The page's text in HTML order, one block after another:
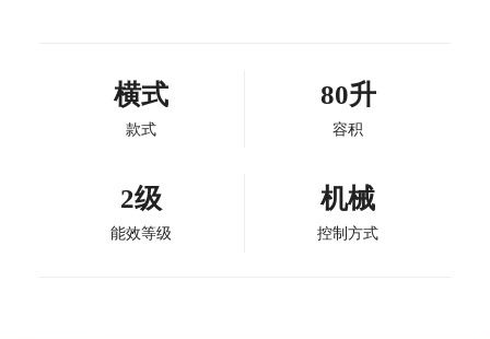
横式
款式
80升
容积
2级
能效等级
机械
控制方式